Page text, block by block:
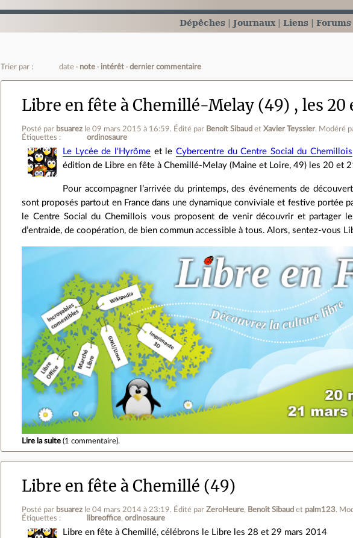
Dépêches Journaux Liens Forums
Trier par : date note intérêt dernier commentaire
Libre en fête à Chemillé-Melay (49) , les 20
Posté par bsuarez le 09 mars 2015 à 16:59. Édité par Benoît Sibaud et Xavier Teyssier. Modéré
Étiquettes :
ordinosaure
Le Lycée de l'Hyrôme et le Cybercentre du Centre Social du Chemillois
édition de Libre en fête à Chemillé-Melay (Maine et Loire, 49) les 20 et
Pour accompagner l’arrivée du printemps, des événements de
sont proposés partout en France dans une dynamique conviviale et festive portée
le Centre Social du Chemillois vous proposent de venir découvrir et partager
d’entraide, de coopération, de bien commun accessible à tous. Alors, sentez-vous
Lire la suite (1 commentaire).
Libre en fête à Chemillé (49)
Posté par bsuarez le 04 mars 2014 à 23:19. Édité parZeroHeure, Benoît Sibaud et palm123.
Étiquettes :
libreoffice ordinosaure
Libre en fête à Chemillé, célébrons le Libre les 28 et 29 mars 2014